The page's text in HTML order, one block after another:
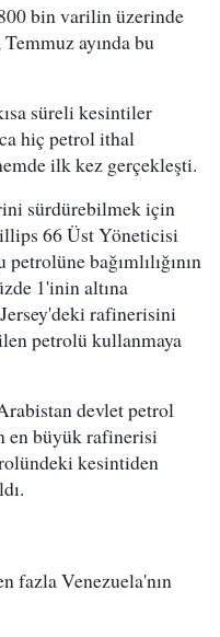
bin varilin üzerinde
ayında bu
süreli kesintiler
hiç petrol ithal
ilk kez gerçekleşti.
sürdürebilmek için
66 Üst Yöneticisi
bağımlılığının
1'inin altına
rafinerisini
petrolü kullanmaya
devlet petrol
en büyük rafinerisi
kesintiden
fazla Venezuela'nın